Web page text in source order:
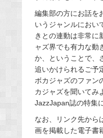
編集部の方にお話を
いうジャンルにおい
きとの連動は非常に
ャズ界でも有力な動
か、ということで、
追いかけられるご予
ボカジャズのファン
カジャズを聞いてみ
JazzJapan誌の特集
なお、リンク先から
画を掲載した電子書